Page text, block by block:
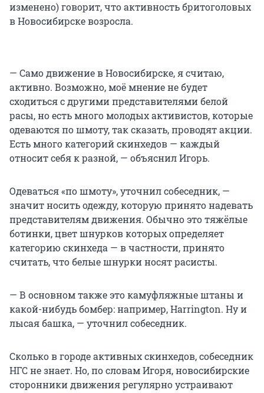
изменено) говорит, что активность бритоголовых
в Новосибирске возросла.
— Само движение в Новосибирске, я считаю,
активно. Возможно, моё мнение не будет
сходиться с другими представителями белой
расы, но есть много молодых активистов, которые
одеваются по шмоту, так сказать, проводят акции.
Есть много категорий скинхедов — каждый
относит себя к разной, — объяснил Игорь.
Одеваться «по шмоту», уточнил собеседник, —
значит носить одежду, которую принято надевать
представителям движения. Обычно это тяжёлые
ботинки, цвет шнурков которых определяет
категорию скинхеда — в частности, принято
считать, что белые шнурки носят расисты.
— В основном также это камуфляжные штаны и
какой-нибудь бомбер: например, Harrington. Ну и
лысая башка, — уточнил собеседник.
Сколько в городе активных скинхедов, собеседник
НГС не знает. Но, по словам Игоря, новосибирские
сторонники движения регулярно устраивают